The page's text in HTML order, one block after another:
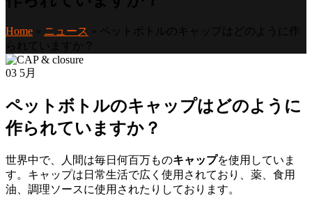
Home ニュース
03 5月
ペットボトルのキャップはどのように
作られていますか？
世界中で、人間は毎日何百万ものキャップを使用していま
す。キャップは日常生活で広く使用されており、薬、食用
油、調理ソースに使用されたりしております。